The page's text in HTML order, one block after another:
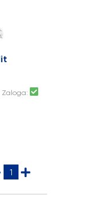
Zaloga: